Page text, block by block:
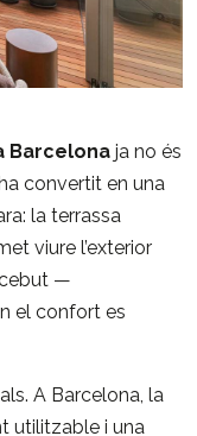
Barcelona ja no és
convertit en una
la terrassa
viure l’exterior
—
el confort es
A Barcelona, la
utilitzable i una